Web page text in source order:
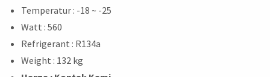
Temperatur : -18 ~ -25
Watt : 560
Refrigerant : R134a
Weight : 132 kg